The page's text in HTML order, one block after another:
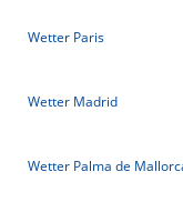
Wetter Paris
Wetter Madrid
Wetter Palma de